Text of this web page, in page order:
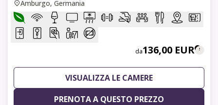
Amburgo, Germania
da136,00 EUR
VISUALIZZA LE CAMERE
PRENOTA A QUESTO PREZZO